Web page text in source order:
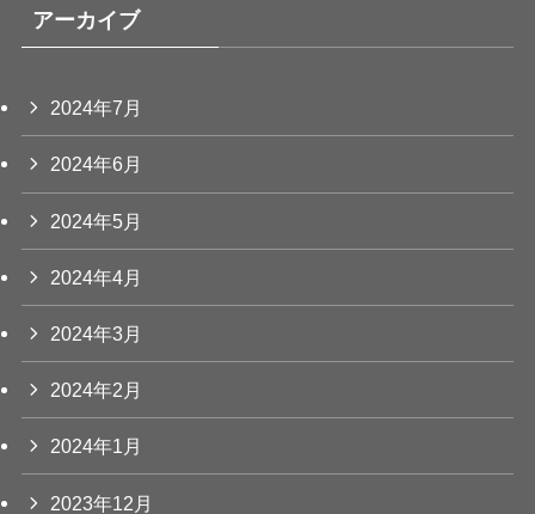
アーカイブ
2024年7月
2024年6月
2024年5月
2024年4月
2024年3月
2024年2月
2024年1月
2023年12月